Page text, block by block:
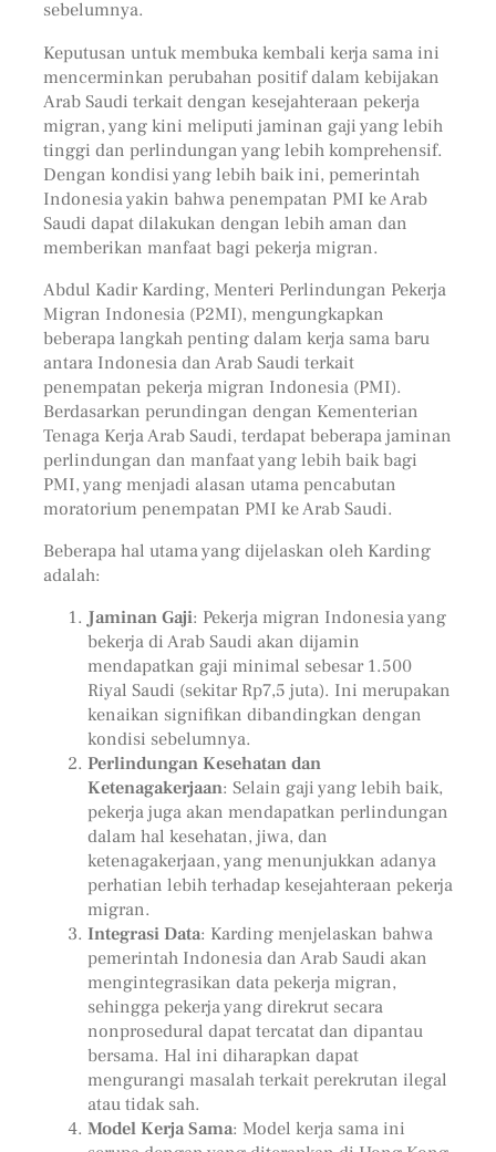
sebelumnya.
Keputusan untuk membuka kembali kerja sama ini
mencerminkan perubahan positif dalam kebijakan
Arab Saudi terkait dengan kesejahteraan pekerja
migran, yang kini meliputi jaminan gaji yang lebih
tinggi dan perlindungan yang lebih komprehensif.
Dengan kondisi yang lebih baik ini, pemerintah
Indonesia yakin bahwa penempatan PMI ke Arab
Saudi dapat dilakukan dengan lebih aman dan
memberikan manfaat bagi pekerja migran.
Abdul Kadir Karding, Menteri Perlindungan Pekerja
Migran Indonesia (P2MI), mengungkapkan
beberapa langkah penting dalam kerja sama baru
antara Indonesia dan Arab Saudi terkait
penempatan pekerja migran Indonesia (PMI).
Berdasarkan perundingan dengan Kementerian
Tenaga Kerja Arab Saudi, terdapat beberapa jaminan
perlindungan dan manfaat yang lebih baik bagi
PMI, yang menjadi alasan utama pencabutan
moratorium penempatan PMI ke Arab Saudi.
Beberapa hal utama yang dijelaskan oleh Karding
adalah:
Jaminan Gaji: Pekerja migran Indonesia yang
bekerja di Arab Saudi akan dijamin
mendapatkan gaji minimal sebesar 1.500
Riyal Saudi (sekitar Rp7,5 juta). Ini merupakan
kenaikan signifikan dibandingkan dengan
kondisi sebelumnya.
Perlindungan Kesehatan dan
Ketenagakerjaan: Selain gaji yang lebih baik,
pekerja juga akan mendapatkan perlindungan
dalam hal kesehatan, jiwa, dan
ketenagakerjaan, yang menunjukkan adanya
perhatian lebih terhadap kesejahteraan pekerja
migran.
Integrasi Data: Karding menjelaskan bahwa
pemerintah Indonesia dan Arab Saudi akan
mengintegrasikan data pekerja migran,
sehingga pekerja yang direkrut secara
nonprosedural dapat tercatat dan dipantau
bersama. Hal ini diharapkan dapat
mengurangi masalah terkait perekrutan ilegal
atau tidak sah.
Model Kerja Sama: Model kerja sama ini